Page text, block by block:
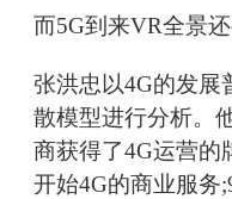
而5G到来VR全景
张洪忠以4G的发展
散模型进行分析。
商获得了4G运营的
开始4G的商业服务